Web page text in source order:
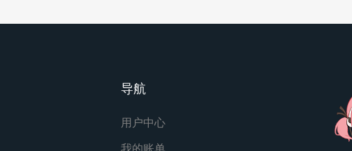
导航
用户中心